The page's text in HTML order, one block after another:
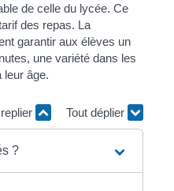
de celle du lycée. Ce
des repas. La
garantir aux élèves un
une variété dans les
leur âge.
Tout déplier
?